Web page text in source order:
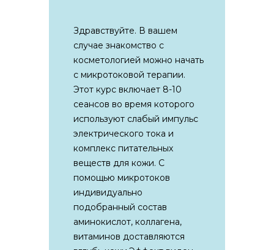
Здравствуйте. В вашем
случае знакомство с
косметологией можно начать
с микротоковой терапии.
Этот курс включает 8-10
сеансов во время которого
используют слабый импульс
электрического тока и
комплекс питательных
веществ для кожи. С
помощью микротоков
индивидуально
подобранный состав
аминокислот, коллагена,
витаминов доставляются